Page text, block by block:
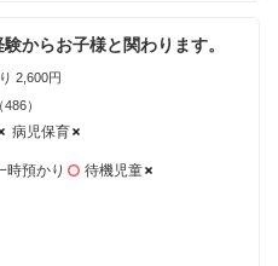
からお子様と関わります。
2,600円
（486）
病児保育
時預かり 待機児童